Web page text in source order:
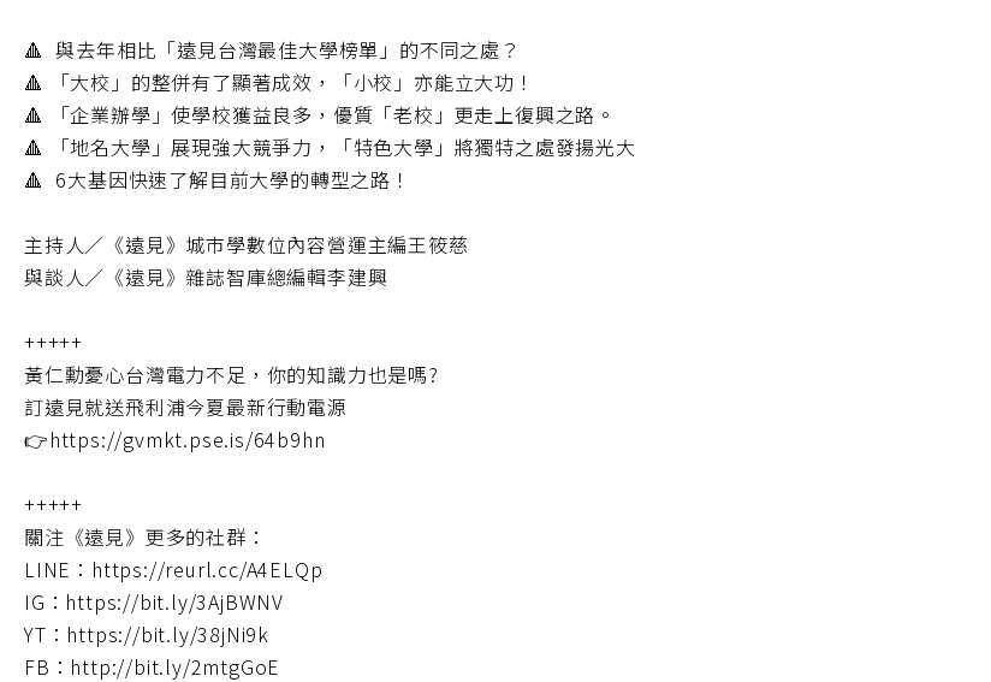
🔺 與去年相比「遠見台灣最佳大學榜單」的不同之處？
🔺 「大校」的整併有了顯著成效，「小校」亦能立大功！
🔺 「企業辦學」使學校獲益良多，優質「老校」更走上復興之路。
🔺 「地名大學」展現強大競爭力，「特色大學」將獨特之處發揚光大
🔺 6大基因快速了解目前大學的轉型之路！
主持人／《遠見》城市學數位內容營運主編王筱慈
與談人／《遠見》雜誌智庫總編輯李建興
+++++
黃仁勳憂心台灣電力不足，你的知識力也是嗎?
訂遠見就送飛利浦今夏最新行動電源
👉https://gvmkt.pse.is/64b9hn
+++++
關注《遠見》更多的社群：
LINE：https://reurl.cc/A4ELQp
IG：https://bit.ly/3AjBWNV
YT：https://bit.ly/38jNi9k
FB：http://bit.ly/2mtgGoE